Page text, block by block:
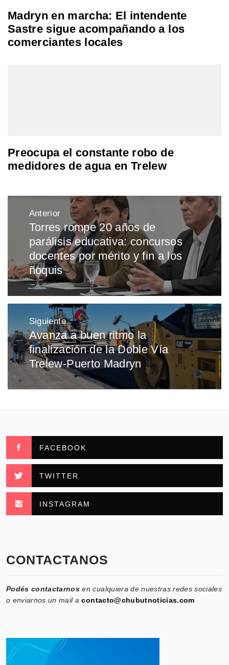
Madryn en marcha: El intendente
Sastre sigue acompañando a los
comerciantes locales
Preocupa el constante robo de
medidores de agua en Trelew
Navegación
entradas
Anterior
Entrada
anterior:
Torres rompe 20 años de
parálisis educativa: concursos
docentes por mérito y fin a los
ñoquis
Siguiente
Entrada
siguiente:
Avanza a buen ritmo la
finalización de la Doble Vía
Trelew-Puerto Madryn
FACEBOOK
TWITTER
INSTAGRAM
CONTACTANOS
Podés contactarnos en cualquiera de nuestras redes sociales
o enviarnos un mail acontacto@chubutnoticias.com